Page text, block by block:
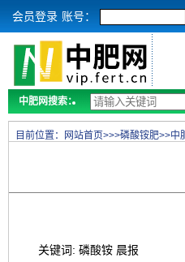
会员登录 账号：
中肥网搜索：
目前位置： 网站首页>>>磷酸铵肥>>中
关键词: 磷酸铵 晨报